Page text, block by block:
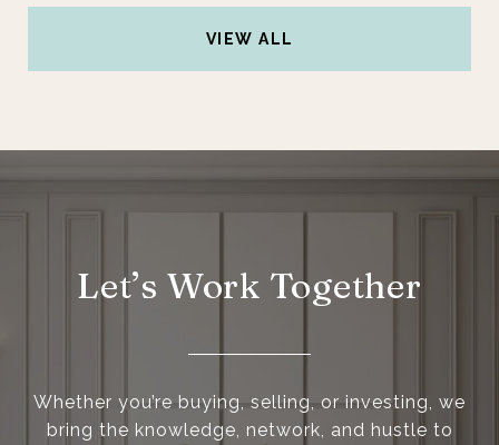
VIEW ALL
Let’s Work Together
Whether you’re buying, selling, or investing, we
bring the knowledge, network, and hustle to